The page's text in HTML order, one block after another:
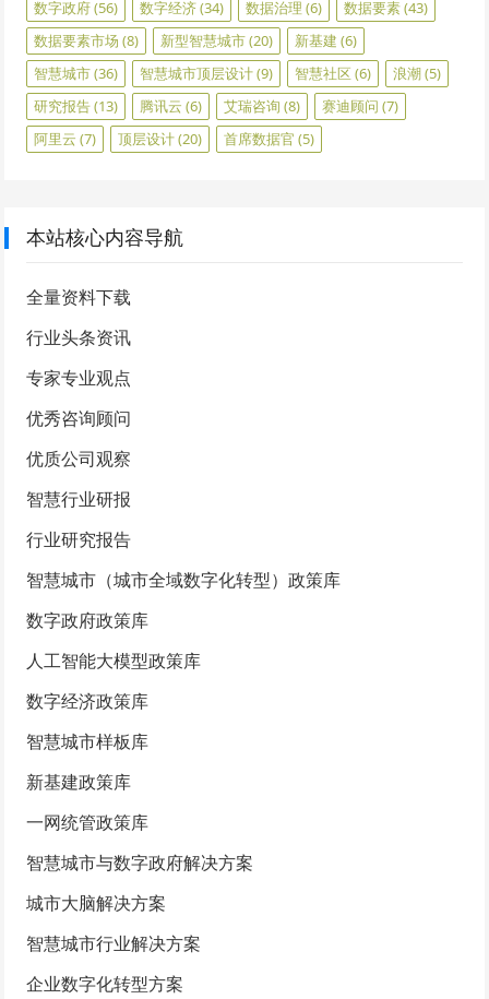
数字政府(56) 数字经济(34) 数据治理 (6) 数据要素(43)
数据要素市场 (8) 新型智慧城市(20) 新基建 (6)
智慧城市(36) 智慧城市顶层设计(9) 智慧社区 (6) 浪潮(5)
研究报告(13) 腾讯云 (6) 艾瑞咨询 (8) 赛迪顾问 (7)
阿里云 (7) 顶层设计(20) 首席数据官 (5)
本站核心内容导航
全量资料下载
行业头条资讯
专家专业观点
优秀咨询顾问
优质公司观察
智慧行业研报
行业研究报告
智慧城市（城市全域数字化转型）政策库
数字政府政策库
人工智能大模型政策库
数字经济政策库
智慧城市样板库
新基建政策库
一网统管政策库
智慧城市与数字政府解决方案
城市大脑解决方案
智慧城市行业解决方案
企业数字化转型方案